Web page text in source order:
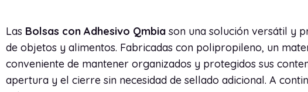
Las Bolsas con Adhesivo Qmbia son una solución versátil y
de objetos y alimentos. Fabricadas con polipropileno, un
conveniente de mantener organizados y protegidos sus
apertura y el cierre sin necesidad de sellado adicional. A